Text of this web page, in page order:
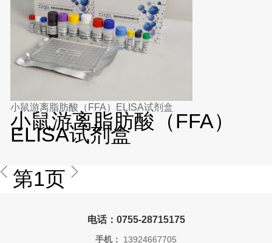
小鼠游离脂肪酸（FFA）ELISA试剂盒
小鼠游离脂肪酸（FFA）
ELISA试剂盒
第1页
电话：0755-28715175
手机： 13924667705